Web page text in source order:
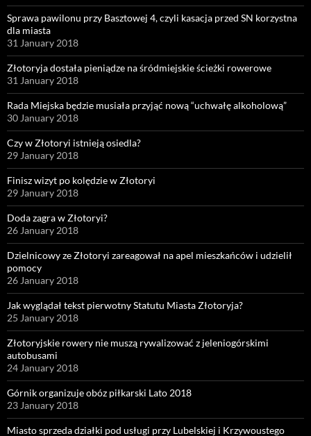
Sprawa pawilonu przy Basztowej 4, czyli kasacja przed SN korzystna
dla miasta
31 January 2018
Złotoryja dostała pieniądze na śródmiejskie ścieżki rowerowe
31 January 2018
Rada Miejska będzie musiała przyjąć nową “uchwałę alkoholową”
30 January 2018
Czy w Złotoryi istnieją osiedla?
29 January 2018
Finisz wizyt po kolędzie w Złotoryi
29 January 2018
Doda zagra w Złotoryi?
26 January 2018
Dzielnicowy ze Złotoryi zareagował na apel mieszkańców i udzielił
pomocy
26 January 2018
Jak wyglądał tekst pierwotny Statutu Miasta Złotoryja?
25 January 2018
Złotoryjskie rowery nie muszą rywalizować z jeleniogórskimi
autobusami
24 January 2018
Górnik organizuje obóz piłkarski Lato 2018
23 January 2018
Miasto sprzeda działki pod usługi przy Lubelskiej i Krzywoustego